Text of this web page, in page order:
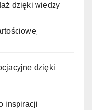
dzięki wiedzy
dzięki
inspiracji